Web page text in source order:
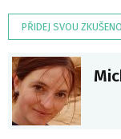
PŘIDEJ SVOU